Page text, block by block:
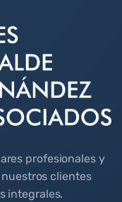
profesionales y
clientes
integrales.